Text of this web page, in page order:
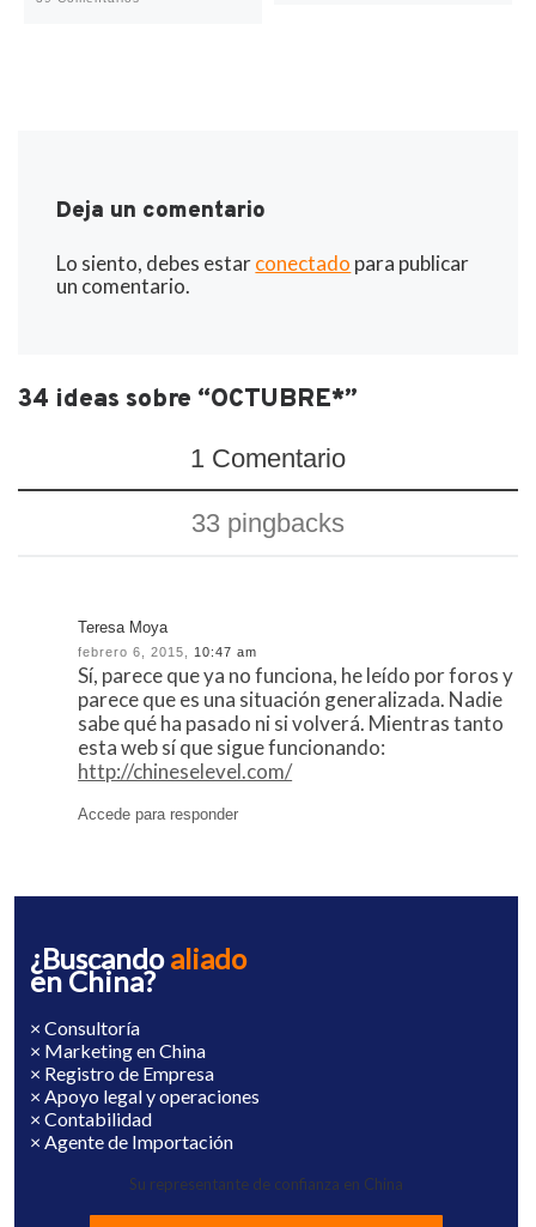
Deja un comentario
Lo siento, debes estarconectado para publicar
un comentario.
34 ideas sobre “OCTUBRE*”
1 Comentario
33 pingbacks
Teresa Moya
febrero 6, 2015, 10:47 am
Sí, parece que ya no funciona, he leído por foros y
parece que es una situación generalizada. Nadie
sabe qué ha pasado ni si volverá. Mientras tanto
esta web sí que sigue funcionando:
http://chineselevel.com/
Accede para responder
¿Buscandoaliado
en China?
× Consultoría
× Marketing en China
× Registro de Empresa
× Apoyo legal y operaciones
× Contabilidad
× Agente de Importación
Su representante de confianza en China